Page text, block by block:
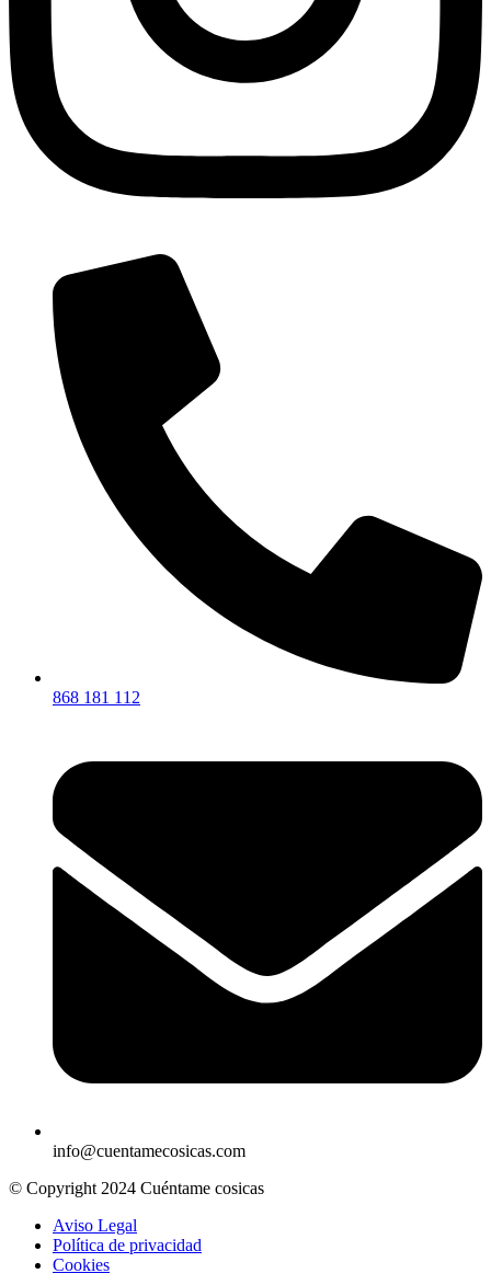
868 181 112
info@cuentamecosicas.com
© Copyright 2024 Cuéntame cosicas
Aviso Legal
Política de privacidad
Cookies